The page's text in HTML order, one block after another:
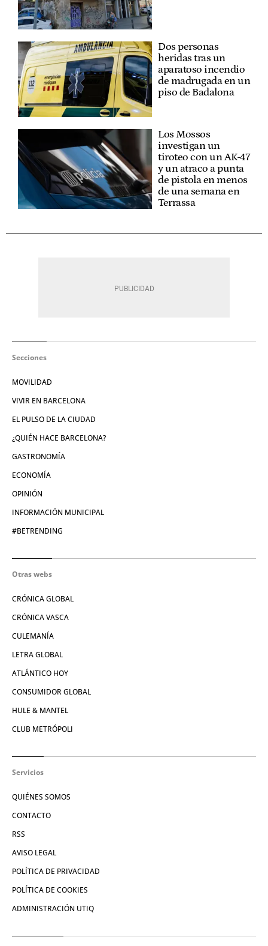
Dos personas
heridas tras un
aparatoso incendio
de madrugada en un
piso de Badalona
Los Mossos
investigan un
tiroteo con un AK-47
y un atraco a punta
de pistola en menos
de una semana en
Terrassa
Secciones
MOVILIDAD
VIVIR EN BARCELONA
EL PULSO DE LA CIUDAD
¿QUIÉN HACE BARCELONA?
GASTRONOMÍA
ECONOMÍA
OPINIÓN
INFORMACIÓN MUNICIPAL
#BETRENDING
Otras webs
CRÓNICA GLOBAL
CRÓNICA VASCA
CULEMANÍA
LETRA GLOBAL
ATLÁNTICO HOY
CONSUMIDOR GLOBAL
HULE & MANTEL
CLUB METRÓPOLI
Servicios
QUIÉNES SOMOS
CONTACTO
RSS
AVISO LEGAL
POLÍTICA DE PRIVACIDAD
POLÍTICA DE COOKIES
ADMINISTRACIÓN UTIQ